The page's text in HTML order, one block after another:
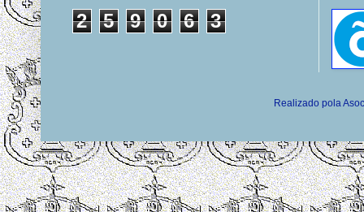
2 5 9 0 6 3
Realizado pola